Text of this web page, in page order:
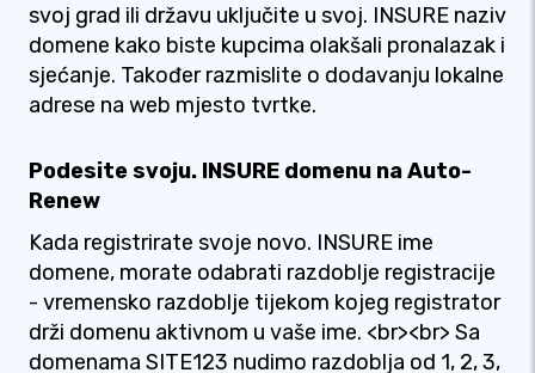
svoj grad ili državu uključite u svoj. INSURE naziv
domene kako biste kupcima olakšali pronalazak i
sjećanje. Također razmislite o dodavanju lokalne
adrese na web mjesto tvrtke.
Podesite svoju. INSURE domenu na Auto-
Renew
Kada registrirate svoje novo. INSURE ime
domene, morate odabrati razdoblje registracije
- vremensko razdoblje tijekom kojeg registrator
drži domenu aktivnom u vaše ime. <br><br> Sa
domenama SITE123 nudimo razdoblja od 1, 2, 3,